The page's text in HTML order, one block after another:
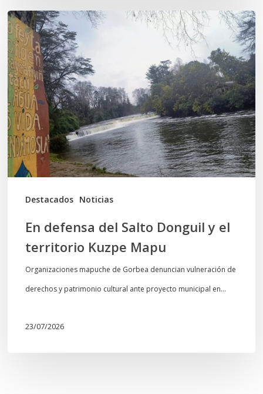
Destacados Noticias
En
defensa
del
Salto
Donguil
y
el
territorio
Kuzpe
Mapu
En defensa del Salto Donguil y el
territorio Kuzpe Mapu
Organizaciones mapuche de Gorbea denuncian vulneración de
derechos y patrimonio cultural ante proyecto municipal en…
23/07/2026